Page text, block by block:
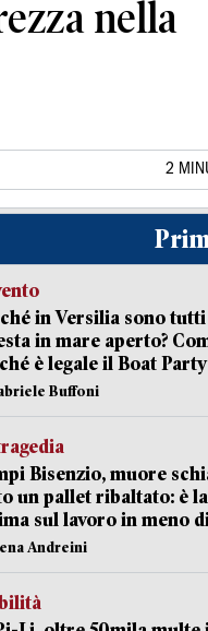
nella
2
in Versilia sono
in mare aperto?
è legale il Boat Party
Buffoni
Bisenzio, muore
un pallet ribaltato: è
sul lavoro in meno
Andreini